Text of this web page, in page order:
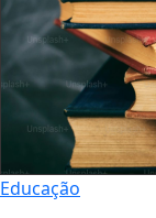
Educação